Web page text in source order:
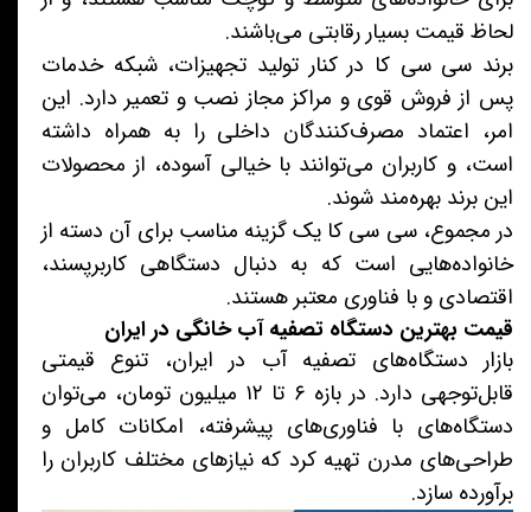
لحاظ قیمت بسیار رقابتی می‌باشند.
برند سی سی کا در کنار تولید تجهیزات، شبکه خدمات
پس از فروش قوی و مراکز مجاز نصب و تعمیر دارد. این
امر، اعتماد مصرف‌کنندگان داخلی را به همراه داشته
است، و کاربران می‌توانند با خیالی آسوده، از محصولات
این برند بهره‌مند شوند.
در مجموع، سی سی کا یک گزینه مناسب برای آن دسته از
خانواده‌هایی است که به دنبال دستگاهی کاربرپسند،
اقتصادی و با فناوری معتبر هستند.
قیمت بهترین دستگاه تصفیه آب خانگی در ایران
بازار دستگاه‌های تصفیه آب در ایران، تنوع قیمتی
قابل‌توجهی دارد. در بازه ۶ تا ۱۲ میلیون تومان، می‌توان
دستگاه‌های با فناوری‌های پیشرفته، امکانات کامل و
طراحی‌های مدرن تهیه کرد که نیازهای مختلف کاربران را
برآورده سازد.